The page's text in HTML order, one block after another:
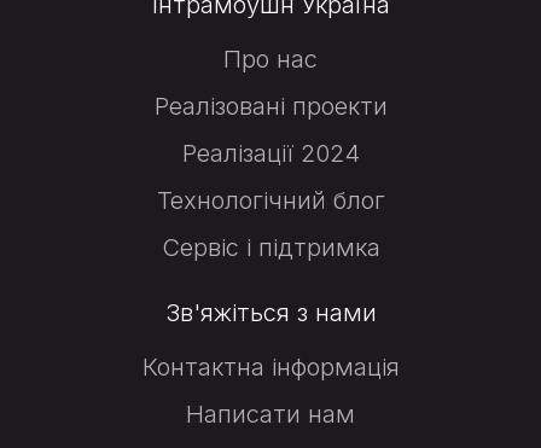
Про нас
Реалізовані проекти
Реалізації 2024
Технологічний блог
Сервіс і підтримка
Зв'яжіться з нами
Контактна інформація
Написати нам